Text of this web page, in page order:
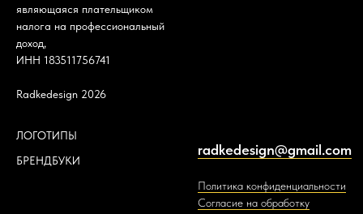
являющаяся плательщиком
налога на профессиональный
доход,
ИНН 183511756741
Radkedesign 2026
ЛОГОТИПЫ
БРЕНДБУКИ
radkedesign@gmail.com
Политика конфиденциальности
Согласие на обработку